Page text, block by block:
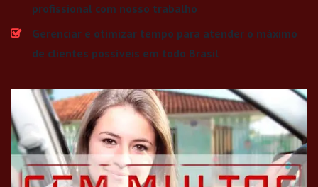
profissional com nosso trabalho
Gerenciar e otimizar tempo para atender o máximo
de clientes possíveis em todo Brasil